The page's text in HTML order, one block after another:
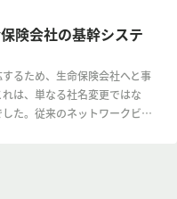
険会社の基幹システ
るため、生命保険会社へと事
は、単なる社名変更ではな
た。従来のネットワークビジ